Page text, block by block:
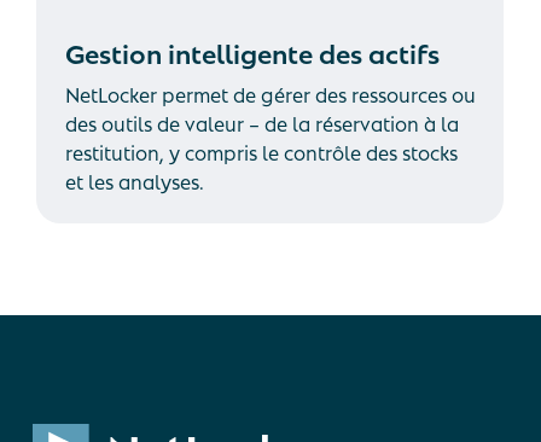
Gestion intelligente des actifs
NetLocker permet de gérer des ressources ou
des outils de valeur – de la réservation à la
restitution, y compris le contrôle des stocks
et les analyses.